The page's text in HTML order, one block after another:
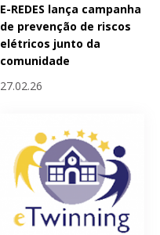
E-REDES lança campanha
de prevenção de riscos
elétricos junto da
comunidade
27.02.26